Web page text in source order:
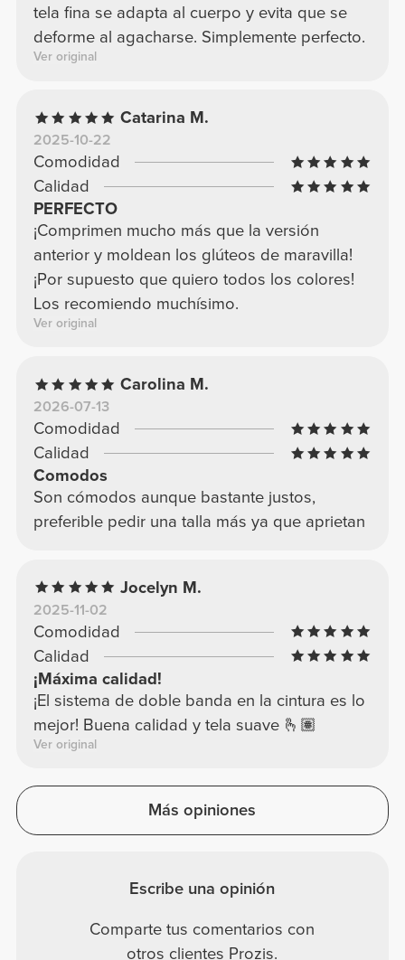
tela fina se adapta al cuerpo y evita que se
deforme al agacharse. Simplemente perfecto.
Ver original
Catarina M.
2025-10-22
Comodidad
Calidad
PERFECTO
¡Comprimen mucho más que la versión
anterior y moldean los glúteos de maravilla!
¡Por supuesto que quiero todos los colores!
Los recomiendo muchísimo.
Ver original
Carolina M.
2026-07-13
Comodidad
Calidad
Comodos
Son cómodos aunque bastante justos,
preferible pedir una talla más ya que aprietan
Jocelyn M.
2025-11-02
Comodidad
Calidad
¡Máxima calidad!
¡El sistema de doble banda en la cintura es lo
mejor! Buena calidad y tela suave 🫰🏽
Ver original
Más opiniones
Escribe una opinión
Comparte tus comentarios con
otros clientes Prozis.